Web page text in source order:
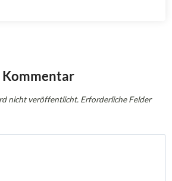
Kommentar
nicht veröffentlicht. Erforderliche Felder